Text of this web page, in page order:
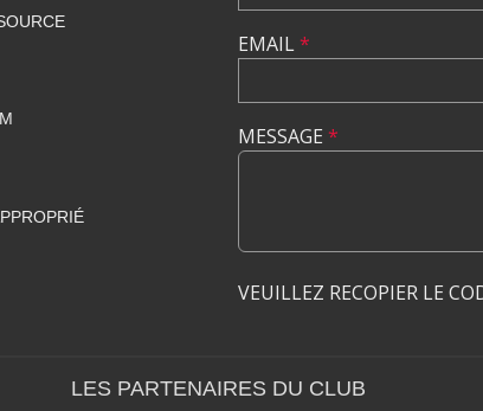
EMAIL*
MESSAGE *
VEUILLEZ RECOPIER LE
LES PARTENAIRES DU CLUB